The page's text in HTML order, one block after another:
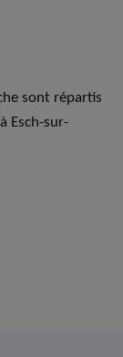
sont répartis
Esch-sur-